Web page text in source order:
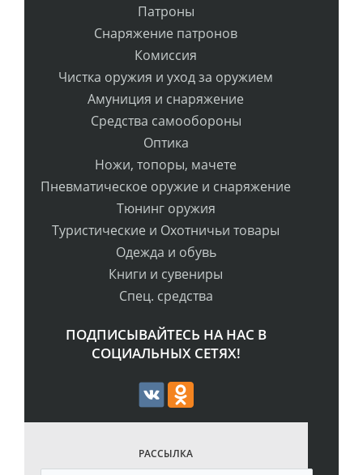
Патроны
Снаряжение патронов
Комиссия
Чистка оружия и уход за оружием
Амуниция и снаряжение
Средства самообороны
Оптика
Ножи, топоры, мачете
Пневматическое оружие и снаряжение
Тюнинг оружия
Туристические и Охотничьи товары
Одежда и обувь
Книги и сувениры
Спец. средства
ПОДПИСЫВАЙТЕСЬ НА НАС В
СОЦИАЛЬНЫХ СЕТЯХ!
РАССЫЛКА